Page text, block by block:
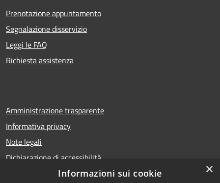
Prenotazione appuntamento
Segnalazione disservizio
Leggi le FAQ
Richiesta assistenza
Amministrazione trasparente
Informativa privacy
Note legali
Dichiarazione di accessibilità
×
Informazioni sui cookie